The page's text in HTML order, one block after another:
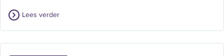
Lees verder